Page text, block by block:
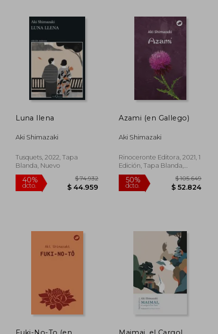
50%
dcto.
50%
dcto.
Luna llena
Aki Shimazaki
Tusquets, 2022, Tapa
Blanda, Nuevo
Azami (en Gallego)
Aki Shimazaki
Rinoceronte Editora, 2021, 1
Edición, Tapa Blanda,
Nuevo